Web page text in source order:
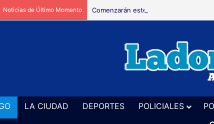
Noticias de Último Momento Comenzarán este jueves las
LA CIUDAD DEPORTES POLICIALES